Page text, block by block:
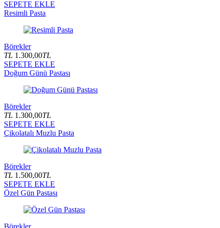
SEPETE EKLE
Resimli Pasta
Börekler
TL 1.300,00TL
SEPETE EKLE
Doğum Günü Pastası
Börekler
TL 1.300,00TL
SEPETE EKLE
Çikolatalı Muzlu Pasta
Börekler
TL 1.500,00TL
SEPETE EKLE
Özel Gün Pastası